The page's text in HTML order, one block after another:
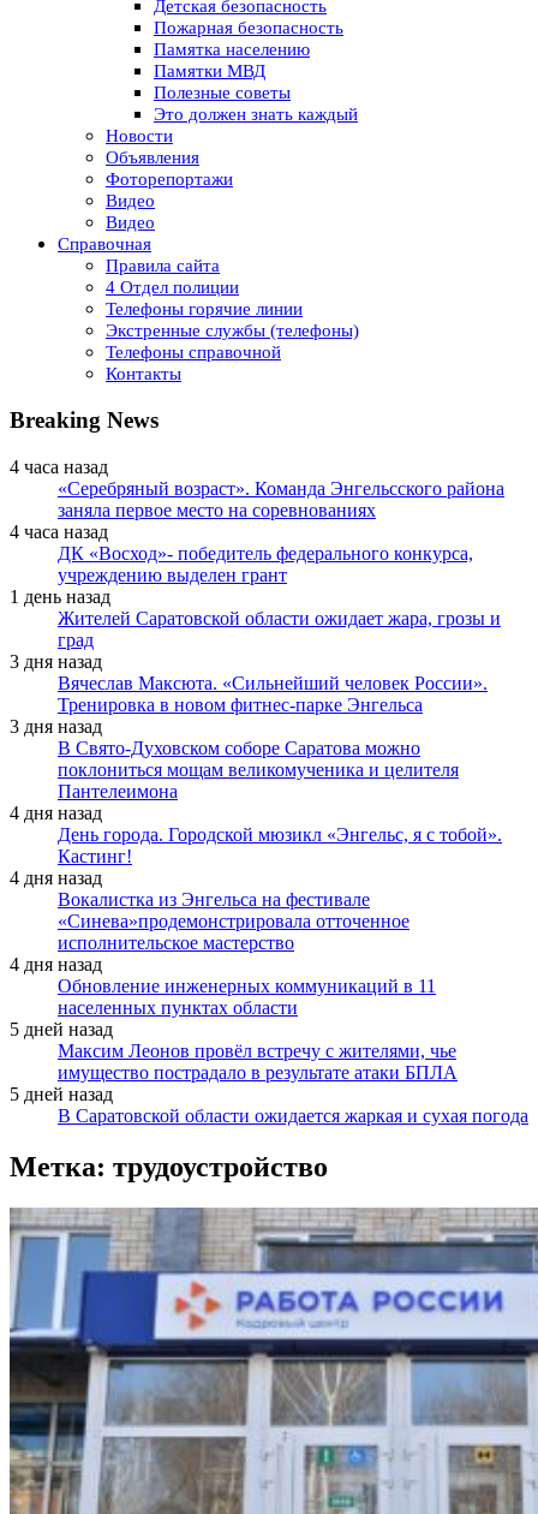
Детская безопасность
Пожарная безопасность
Памятка населению
Памятки МВД
Полезные советы
Это должен знать каждый
Новости
Объявления
Фоторепортажи
Видео
Видео
Справочная
Правила сайта
4 Отдел полиции
Телефоны горячие линии
Экстренные службы (телефоны)
Телефоны справочной
Контакты
Breaking News
4 часа назад
«Серебряный возраст». Команда Энгельсского района
заняла первое место на соревнованиях
4 часа назад
ДК «Восход»- победитель федерального конкурса,
учреждению выделен грант
1 день назад
Жителей Саратовской области ожидает жара, грозы и
град
3 дня назад
Вячеслав Максюта. «Сильнейший человек России».
Тренировка в новом фитнес-парке Энгельса
3 дня назад
В Свято-Духовском соборе Саратова можно
поклониться мощам великомученика и целителя
Пантелеимона
4 дня назад
День города. Городской мюзикл «Энгельс, я с тобой».
Кастинг!
4 дня назад
Вокалистка из Энгельса на фестивале
«Синева»продемонстрировала отточенное
исполнительское мастерство
4 дня назад
Обновление инженерных коммуникаций в 11
населенных пунктах области
5 дней назад
Максим Леонов провёл встречу с жителями, чье
имущество пострадало в результате атаки БПЛА
5 дней назад
В Саратовской области ожидается жаркая и сухая погода
Метка: трудоустройство